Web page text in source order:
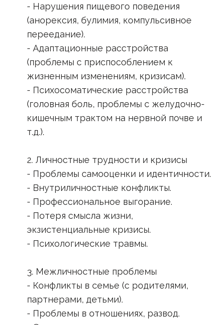
- Нарушения пищевого поведения
(анорексия, булимия, компульсивное
переедание).
- Адаптационные расстройства
(проблемы с приспособлением к
жизненным изменениям, кризисам).
- Психосоматические расстройства
(головная боль, проблемы с желудочно-
кишечным трактом на нервной почве и
т.д.).
2. Личностные трудности и кризисы
- Проблемы самооценки и идентичности.
- Внутриличностные конфликты.
- Профессиональное выгорание.
- Потеря смысла жизни,
экзистенциальные кризисы.
- Психологические травмы.
3. Межличностные проблемы
- Конфликты в семье (с родителями,
партнерами, детьми).
- Проблемы в отношениях, развод.